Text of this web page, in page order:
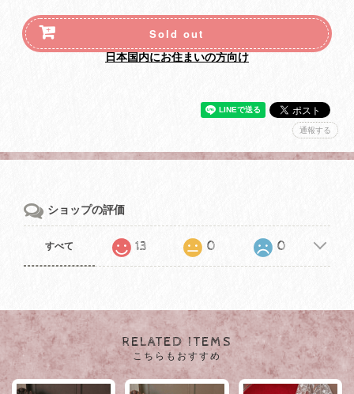
Sold out
日本国内にお住まいの方向け
通報する
ショップの評価
すべて 13 0 0
RELATED ITEMS
こちらもおすすめ